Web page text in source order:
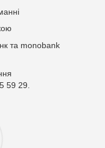
та monobank
59 29.